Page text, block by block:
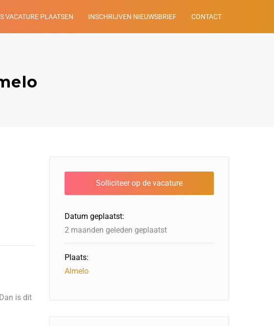
VACATURE PLAATSEN INSCHRIJVEN NIEUWSBRIEF CONTACT
is dit
Datum geplaatst:
2 maanden geleden geplaatst
Plaats:
Almelo